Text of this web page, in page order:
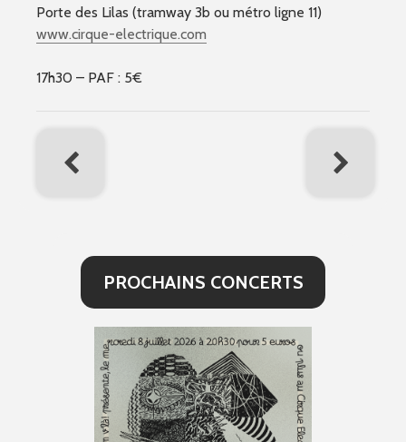
Porte des Lilas (tramway 3b ou métro ligne 11)
www.cirque-electrique.com
17h30 – PAF : 5€
PROCHAINS CONCERTS